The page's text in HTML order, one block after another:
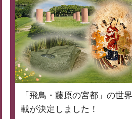
「飛鳥・藤原の宮都」の世
載が決定しました！